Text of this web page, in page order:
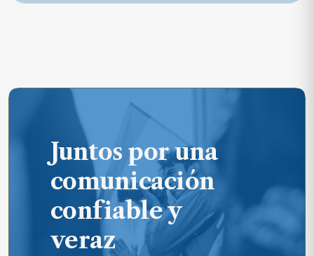
Juntos por una
comunicación
confiable y
veraz